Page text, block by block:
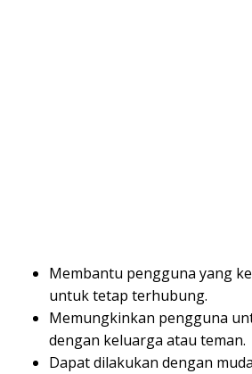
Membantu pengguna yang
untuk tetap terhubung.
Memungkinkan pengguna
dengan keluarga atau teman.
Dapat dilakukan dengan